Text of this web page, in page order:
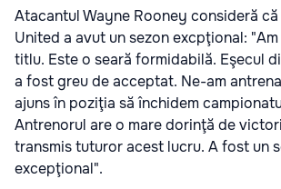
Atacantul Wayne Rooney consideră
United a avut un sezon excpţional:
titlu. Este o seară formidabilă. Eşecul
a fost greu de acceptat. Ne-am
ajuns în poziţia să închidem
Antrenorul are o mare dorinţă de
transmis tuturor acest lucru. A fost un
excepţional".